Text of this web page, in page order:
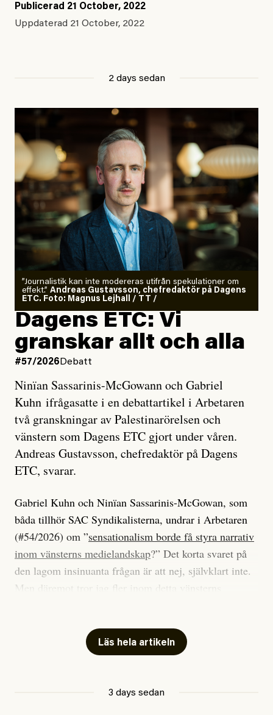
Publicerad 21 October, 2022
Uppdaterad 21 October, 2022
2 days sedan
”Journalistik kan inte modereras utifrån spekulationer om
effekt.” Andreas Gustavsson, chefredaktör på Dagens
ETC. Foto: Magnus Lejhall / TT /
Dagens ETC: Vi
granskar allt och alla
#57/2026 Debatt
Ninïan Sassarinis-McGowann och Gabriel
Kuhn ifrågasatte i en debattartikel i Arbetaren
två granskningar av Palestinarörelsen och
vänstern som Dagens ETC gjort under våren.
Andreas Gustavsson, chefredaktör på Dagens
ETC, svarar.
Gabriel Kuhn och Ninïan Sassarinis-McGowan, som
båda tillhör SAC Syndikalisterna, undrar i Arbetaren
(#54/2026) om ”sensationalism borde få styra narrativ
inom vänsterns medielandskap?” Det korta svaret på
den lagom insinuanta frågan är att nej, självklart inte.
Men däremot tror jag fler inom detta vänsterns
journalistik som vänder sig till många snarare än att
jaga inbördes beundran. Det har i alla fall fungerat för
Läs hela artikeln
3 days sedan